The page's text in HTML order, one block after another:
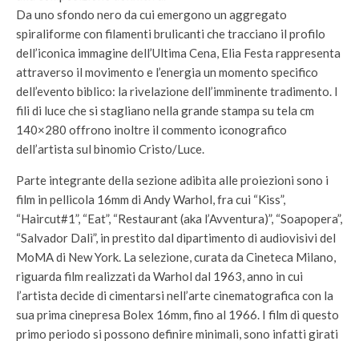
Da uno sfondo nero da cui emergono un aggregato
spiraliforme con filamenti brulicanti che tracciano il profilo
dell’iconica immagine dell’Ultima Cena, Elia Festa rappresenta
attraverso il movimento e l’energia un momento specifico
dell’evento biblico: la rivelazione dell’imminente tradimento. I
fili di luce che si stagliano nella grande stampa su tela cm
140×280 offrono inoltre il commento iconografico
dell’artista sul binomio Cristo/Luce.
Parte integrante della sezione adibita alle proiezioni sono i
film in pellicola 16mm di Andy Warhol, fra cui “Kiss”,
“Haircut#1”, “Eat”, “Restaurant (aka l’Avventura)”, “Soapopera”,
“Salvador Dalì”, in prestito dal dipartimento di audiovisivi del
MoMA di New York. La selezione, curata da Cineteca Milano,
riguarda film realizzati da Warhol dal 1963, anno in cui
l’artista decide di cimentarsi nell’arte cinematografica con la
sua prima cinepresa Bolex 16mm, fino al 1966. I film di questo
primo periodo si possono definire minimali, sono infatti girati